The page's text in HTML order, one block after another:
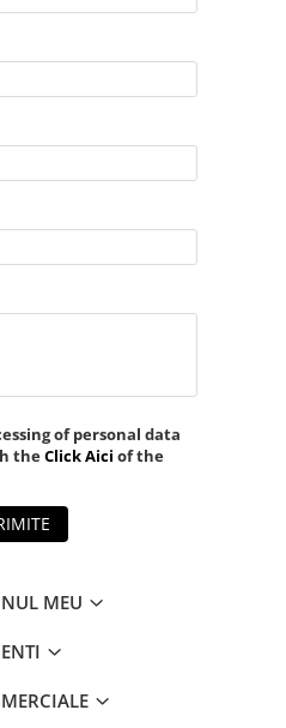
of personal data
theClick Aici of the
MEU